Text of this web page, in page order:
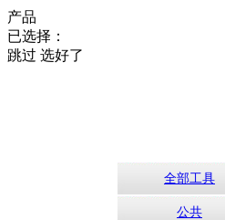
产品
已选择：
跳过 选好了
全部工具
公共